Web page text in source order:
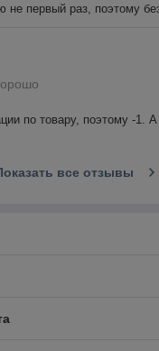
не первый раз, поэтому
по товару, поэтому -1.
все отзывы